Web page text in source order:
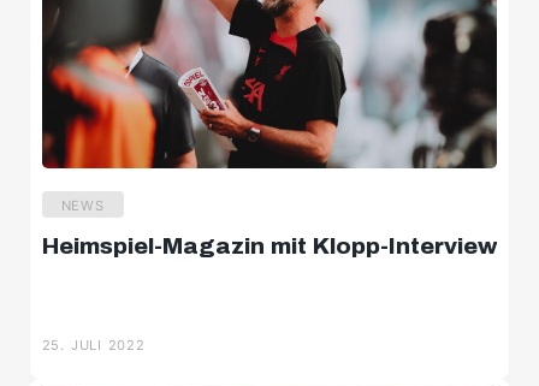
NEWS
Heimspiel-Magazin mit Klopp-Interview
25. JULI 2022